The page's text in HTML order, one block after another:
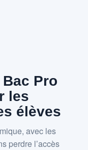
Pro
les
élèves
avec les
perdre l’accès